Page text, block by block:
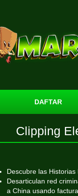
DAFTAR
Clipping
Descubre las
Desarticulan red
a China usando